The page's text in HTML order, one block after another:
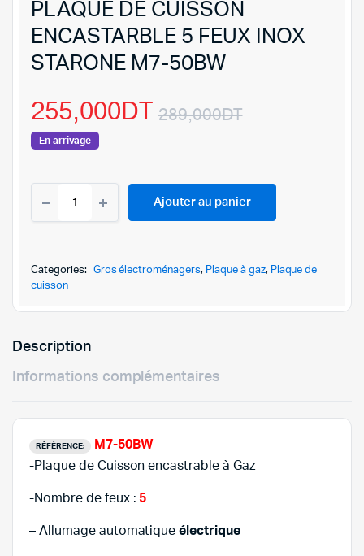
PLAQUE DE CUISSON
ENCASTARBLE 5 FEUX INOX
STARONE M7-50BW
289,000DT
prix
initial
était :
255,000DT
prix
actuel
est :
En arrivage
CUISSON
FEUX
INOX
M7-
quantity
Ajouter au panier
Categories: Gros électroménagers, Plaque à gaz, Plaque de
cuisson
Description
Informations complémentaires
RÉFÉRENCE:
M7-50BW
-Plaque de Cuisson encastrable à Gaz
-Nombre de feux : 5
– Allumage automatiqueélectrique